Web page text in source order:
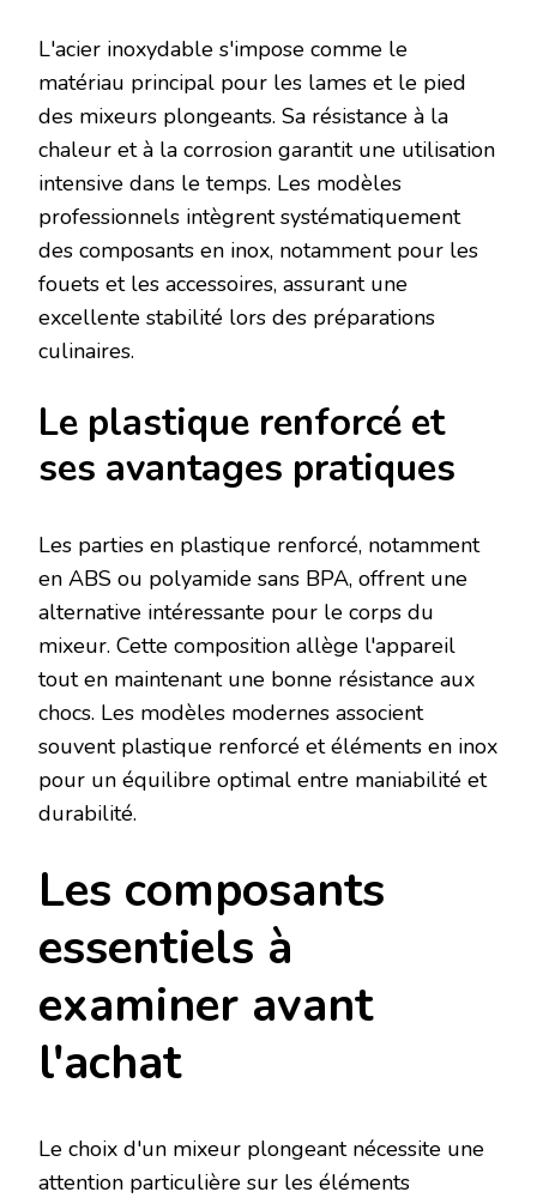
L'acier inoxydable s'impose comme le
matériau principal pour les lames et le pied
des mixeurs plongeants. Sa résistance à la
chaleur et à la corrosion garantit une utilisation
intensive dans le temps. Les modèles
professionnels intègrent systématiquement
des composants en inox, notamment pour les
fouets et les accessoires, assurant une
excellente stabilité lors des préparations
culinaires.
Le plastique renforcé et
ses avantages pratiques
Les parties en plastique renforcé, notamment
en ABS ou polyamide sans BPA, offrent une
alternative intéressante pour le corps du
mixeur. Cette composition allège l'appareil
tout en maintenant une bonne résistance aux
chocs. Les modèles modernes associent
souvent plastique renforcé et éléments en inox
pour un équilibre optimal entre maniabilité et
durabilité.
Les composants
essentiels à
examiner avant
l'achat
Le choix d'un mixeur plongeant nécessite une
attention particulière sur les éléments